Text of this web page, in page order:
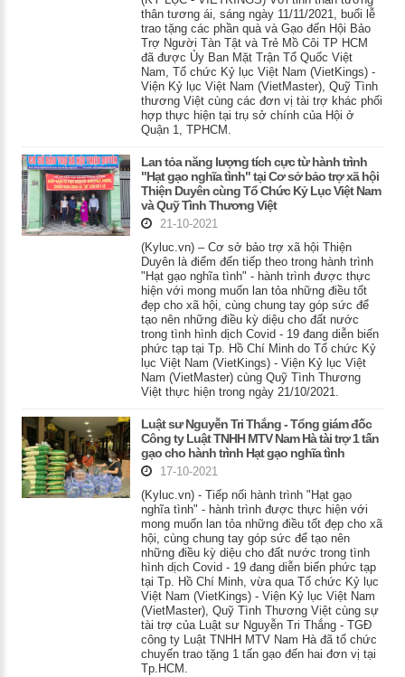
thân tương ái, sáng ngày 11/11/2021, buổi lễ
trao tặng các phần quà và Gạo đến Hội Bảo
Trợ Người Tàn Tật và Trẻ Mồ Côi TP HCM
đã được Ủy Ban Mặt Trận Tổ Quốc Việt
Nam, Tổ chức Kỷ lục Việt Nam (VietKings) -
Viện Kỷ lục Việt Nam (VietMaster), Quỹ Tình
thương Việt cùng các đơn vị tài trợ khác phối
hợp thực hiện tại trụ sở chính của Hội ở
Quận 1, TPHCM.
Lan tỏa năng lượng tích cực từ hành trình
"Hạt gạo nghĩa tình" tại Cơ sở bảo trợ xã hội
Thiện Duyên cùng Tổ Chức Kỷ Lục Việt Nam
và Quỹ Tình Thương Việt
21-10-2021
(Kyluc.vn) – Cơ sở bảo trợ xã hội Thiện
Duyên là điểm đến tiếp theo trong hành trình
"Hạt gạo nghĩa tình" - hành trình được thực
hiện với mong muốn lan tỏa những điều tốt
đẹp cho xã hội, cùng chung tay góp sức để
tạo nên những điều kỳ diệu cho đất nước
trong tình hình dịch Covid - 19 đang diễn biến
phức tạp tại Tp. Hồ Chí Minh do Tổ chức Kỷ
lục Việt Nam (VietKings) - Viện Kỷ lục Việt
Nam (VietMaster) cùng Quỹ Tình Thương
Việt thực hiện trong ngày 21/10/2021.
Luật sư Nguyễn Tri Thắng - Tổng giám đốc
Công ty Luật TNHH MTV Nam Hà tài trợ 1 tấn
gạo cho hành trình Hạt gạo nghĩa tình
17-10-2021
(Kyluc.vn) - Tiếp nối hành trình "Hạt gạo
nghĩa tình" - hành trình được thực hiện với
mong muốn lan tỏa những điều tốt đẹp cho xã
hội, cùng chung tay góp sức để tạo nên
những điều kỳ diệu cho đất nước trong tình
hình dịch Covid - 19 đang diễn biến phức tạp
tại Tp. Hồ Chí Minh, vừa qua Tổ chức Kỷ lục
Việt Nam (VietKings) - Viện Kỷ lục Việt Nam
(VietMaster), Quỹ Tình Thương Việt cùng sự
tài trợ của Luật sư Nguyễn Tri Thắng - TGĐ
công ty Luật TNHH MTV Nam Hà đã tổ chức
chuyến trao tặng 1 tấn gạo đến hai đơn vị tại
Tp.HCM.